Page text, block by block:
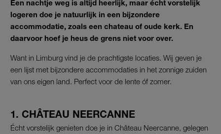
Een nachtje weg is altijd heerlijk, maar écht vorstelijk
logeren doe je natuurlijk in een bijzondere
accommodatie, zoals een chateau of oude kerk. En
daarvoor hoef je heus de grens niet voor over.
Want in Limburg vind je de prachtigste locaties. Wij geven je
een lijst met bijzondere accommodaties in het zonnige zuiden
van ons eigen land. Perfect voor de lente óf zomer.
1. CHÂTEAU NEERCANNE
Écht vorstelijk genieten doe je in Château Neercanne, gelegen